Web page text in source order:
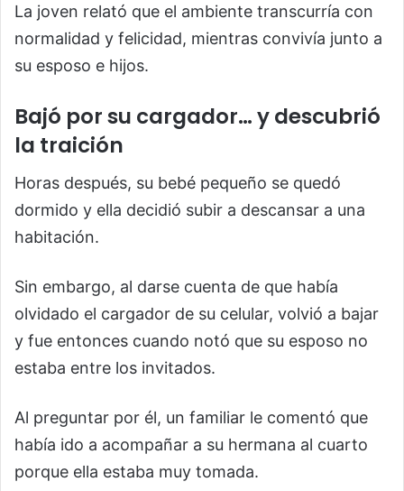
La joven relató que el ambiente transcurría con
normalidad y felicidad, mientras convivía junto a
su esposo e hijos.
Bajó por su cargador… y descubrió
la traición
Horas después, su bebé pequeño se quedó
dormido y ella decidió subir a descansar a una
habitación.
Sin embargo, al darse cuenta de que había
olvidado el cargador de su celular, volvió a bajar
y fue entonces cuando notó que su esposo no
estaba entre los invitados.
Al preguntar por él, un familiar le comentó que
había ido a acompañar a su hermana al cuarto
porque ella estaba muy tomada.